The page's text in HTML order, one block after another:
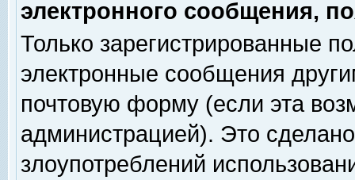
электронного сообщения,
Только зарегистрированные
электронные сообщения
почтовую форму (если эта
администрацией). Это
злоупотреблений